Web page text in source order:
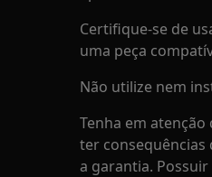
Certifique-se de
uma peça
Não utilize nem
Tenha em
ter consequências
a garantia.